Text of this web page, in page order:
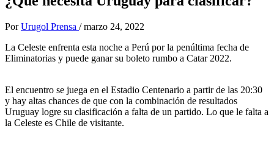
Por Urugol Prensa / marzo 24, 2022
La Celeste enfrenta esta noche a Perú por la penúltima fecha de
Eliminatorias y puede ganar su boleto rumbo a Catar 2022.
El encuentro se juega en el Estadio Centenario a partir de las 20:30
y hay altas chances de que con la combinación de resultados
Uruguay logre su clasificación a falta de un partido. Lo que le falta a
la Celeste es Chile de visitante.